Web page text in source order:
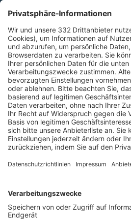
Kontakt
HÄUFIG BESUCHTE SEITEN
Pässe und Vereinswechsel
Trainerausbildung
Schulungsangebot Vereinsmitarbeiter
BFV-Geschäftsstellen
Trainerbörse
Login SpielPlus
FOLGE DEM BFV
TOP-VEREINE